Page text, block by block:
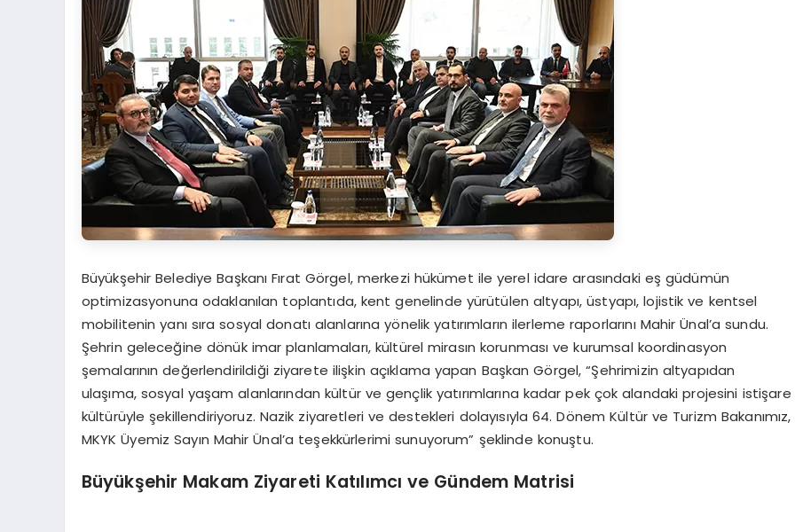
Büyükşehir Belediye Başkanı Fırat Görgel, merkezi hükümet ile yerel idare arasındaki eş güdümün
optimizasyonuna odaklanılan toplantıda, kent genelinde yürütülen altyapı, üstyapı, lojistik ve kentsel
mobilitenin yanı sıra sosyal donatı alanlarına yönelik yatırımların ilerleme raporlarını Mahir Ünal’a sundu.
Şehrin geleceğine dönük imar planlamaları, kültürel mirasın korunması ve kurumsal koordinasyon
şemalarının değerlendirildiği ziyarete ilişkin açıklama yapan Başkan Görgel, “Şehrimizin altyapıdan
ulaşıma, sosyal yaşam alanlarından kültür ve gençlik yatırımlarına kadar pek çok alandaki projesini istişare
kültürüyle şekillendiriyoruz. Nazik ziyaretleri ve destekleri dolayısıyla 64. Dönem Kültür ve Turizm Bakanımız,
MKYK Üyemiz Sayın Mahir Ünal’a teşekkürlerimi sunuyorum” şeklinde konuştu.
Büyükşehir Makam Ziyareti Katılımcı ve Gündem Matrisi